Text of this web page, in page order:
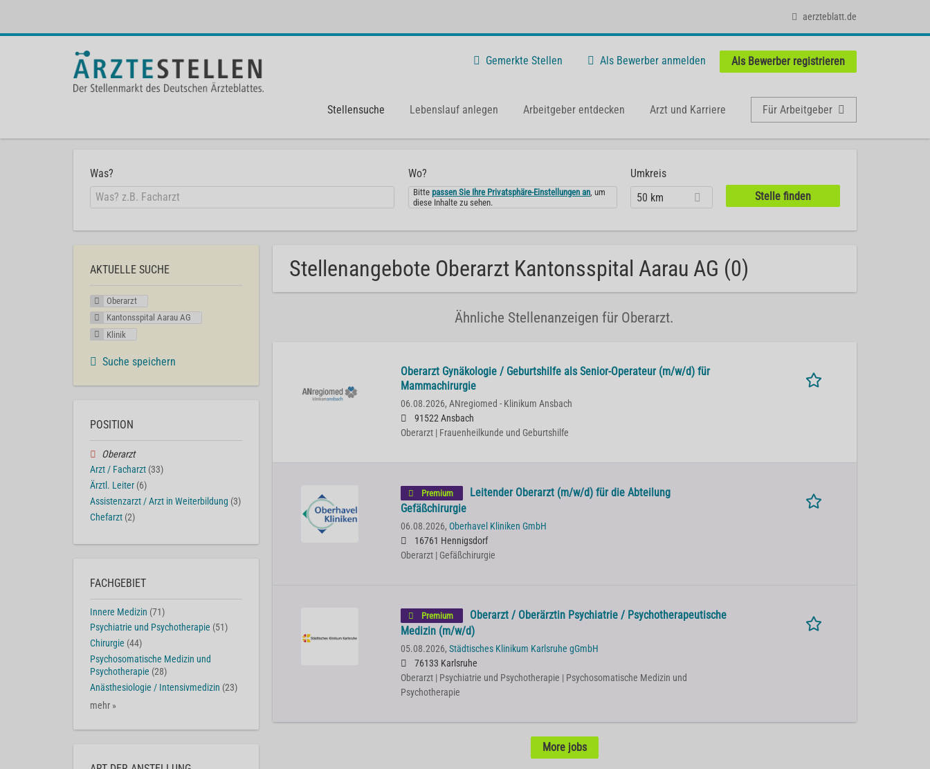
aerzteblatt.de
Gemerkte Stellen Als Bewerber anmelden Als Bewerber registrieren
Stellensuche Lebenslauf anlegen Arbeitgeber entdecken Arzt und Karriere Für Arbeitgeber
Was? Wo?
Bittepassen Sie Ihre Privatsphäre-Einstellungen an, um
diese Inhalte zu sehen.
Umkreis
50 km
Stellenangebote Oberarzt Kantonsspital Aarau AG (0)
Ähnliche Stellenanzeigen für Oberarzt.
Oberarzt Gynäkologie / Geburtshilfe als Senior-Operateur (m/w/d) für
Mammachirurgie
06.08.2026, ANregiomed - Klinikum Ansbach
91522 Ansbach
Oberarzt | Frauenheilkunde und Geburtshilfe
Premium
Leitender Oberarzt (m/w/d) für die Abteilung
Gefäßchirurgie
06.08.2026, Oberhavel Kliniken GmbH
16761 Hennigsdorf
Oberarzt | Gefäßchirurgie
Premium
Oberarzt / Oberärztin Psychiatrie / Psychotherapeutische
Medizin (m/w/d)
05.08.2026, Städtisches Klinikum Karlsruhe gGmbH
76133 Karlsruhe
Oberarzt | Psychiatrie und Psychotherapie | Psychosomatische Medizin und
Psychotherapie
More jobs
AKTUELLE SUCHE
Oberarzt
Kantonsspital Aarau AG
Klinik
Suche speichern
POSITION
Oberarzt
Arzt / Facharzt (33)
Ärztl. Leiter (6)
Assistenzarzt / Arzt in Weiterbildung (3)
Chefarzt (2)
FACHGEBIET
Innere Medizin (71)
Psychiatrie und Psychotherapie (51)
Chirurgie (44)
Psychosomatische Medizin und
Psychotherapie (28)
Anästhesiologie / Intensivmedizin (23)
mehr »